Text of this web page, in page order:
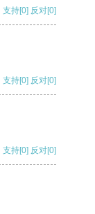
支持[0] 反对[0]
支持[0] 反对[0]
支持[0] 反对[0]